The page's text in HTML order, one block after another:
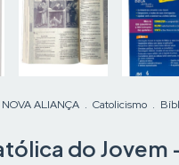
NOVA ALIANÇA . Catolicismo .
do Jovem